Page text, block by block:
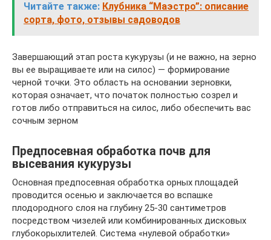
Читайте также: Клубника “Маэстро”: описание
сорта, фото, отзывы садоводов
Завершающий этап роста кукурузы (и не важно, на зерно
вы ее выращиваете или на силос) — формирование
черной точки. Это область на основании зерновки,
которая означает, что початок полностью созрел и
готов либо отправиться на силос, либо обеспечить вас
сочным зерном
Предпосевная обработка почв для
высевания кукурузы
Основная предпосевная обработка орных площадей
проводится осенью и заключается во вспашке
плодородного слоя на глубину 25-30 сантиметров
посредством чизелей или комбинированных дисковых
глубокорыхлителей. Система «нулевой обработки»